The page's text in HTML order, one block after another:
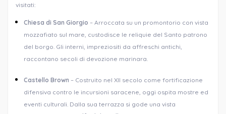
visitati:
Chiesa di San Giorgio – Arroccata su un promontorio con vista
mozzafiato sul mare, custodisce le reliquie del Santo patrono
del borgo. Gli interni, impreziositi da affreschi antichi,
raccontano secoli di devozione marinara.
Castello Brown – Costruito nel XII secolo come fortificazione
difensiva contro le incursioni saracene, oggi ospita mostre ed
eventi culturali. Dalla sua terrazza si gode una vista